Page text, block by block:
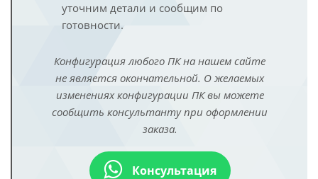
уточним детали и сообщим по
готовности.
Конфигурация любого ПК на нашем сайте
не является окончательной. О желаемых
изменениях конфигурации ПК вы можете
сообщить консультанту при оформлении
заказа.
Консультация